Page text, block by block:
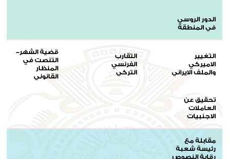
الدور الروسي
في المنطقة
التغيير
الاميركي
والملف الايراني
التقارب
الفرنسي
التركي
قضية الشهر-
التنصت في
المنظار
القانوني
تحقيق عن
العاملات
الاجنبيات
مقابلة مع
رئيسة شعبة
رقابة النصوص